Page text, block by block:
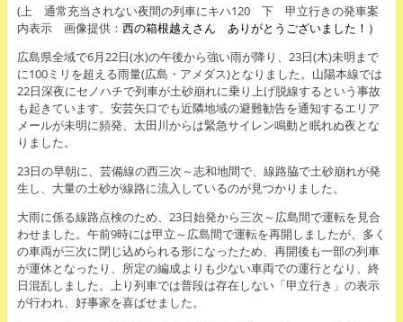
(上 通常充当されない夜間の列車にキハ120 下 甲立行きの発車案
内表示 画像提供： 西の箱根越えさん ありがとうございました！）
広島県全域で6月22日(水)の午後から強い雨が降り、23日(木)未明まで
に100ミリを超える雨量(広島・アメダス)となりました。山陽本線では
22日深夜にセノハチで列車が土砂崩れに乗り上げ脱線するという事故
も起きています。安芸矢口でも近隣地域の避難勧告を通知するエリア
メールが未明に頻発、太田川からは緊急サイレン鳴動と眠れぬ夜とな
りました。
23日の早朝に、芸備線の西三次～志和地間で、線路脇で土砂崩れが発
生し、大量の土砂が線路に流入しているのが見つかりました。
大雨に係る線路点検のため、23日始発から三次～広島間で運転を見合
わせました。午前9時には甲立～広島間で運転を再開しましたが、多く
の車両が三次に閉じ込められる形になったため、再開後も一部の列車
が運休となったり、所定の編成よりも少ない車両での運行となり、終
日混乱しました。上り列車では普段は存在しない「甲立行き」の表示
が行われ、好事家を喜ばせました。